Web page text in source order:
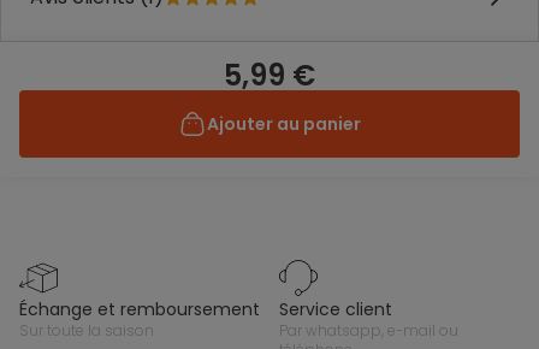
5,99 €
Ajouter au panier
échange et remboursement
sur toute la saison
service client
par whatsapp, e-mail ou